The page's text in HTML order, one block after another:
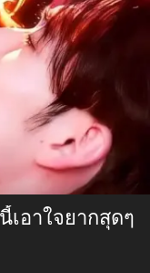
อาใจยากสุดๆ